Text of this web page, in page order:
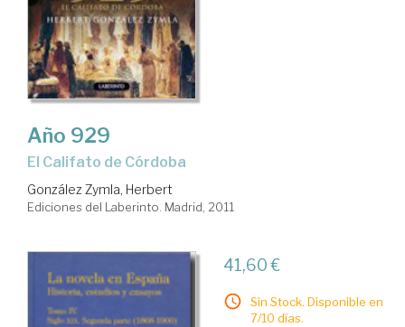
Año 929
el Califato de Córdoba
González Zymla, Herbert
Ediciones del Laberinto. Madrid, 2011
41,60 €
Sin Stock. Disponible en
7/10 días.